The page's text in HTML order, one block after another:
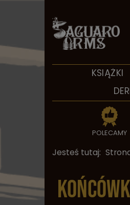
KSIĄŻKI
POLECAMY
Jesteś tutaj: